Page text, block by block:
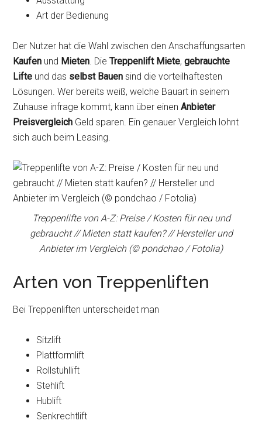
Art der Bedienung
Der Nutzer hat die Wahl zwischen den Anschaffungsarten
Kaufen und Mieten. DieTreppenlift Miete,gebrauchte
Lifte und das selbst Bauen sind die vorteilhaftesten
Lösungen. Wer bereits weiß, welche Bauart in seinem
Zuhause infrage kommt, kann über einenAnbieter
Preisvergleich Geld sparen. Ein genauer Vergleich lohnt
sich auch beim Leasing.
Treppenlifte von A-Z: Preise / Kosten für neu und
gebraucht // Mieten statt kaufen? // Hersteller und
Anbieter im Vergleich (© pondchao / Fotolia)
Arten von Treppenliften
Bei Treppenliften unterscheidet man
Sitzlift
Plattformlift
Rollstuhllift
Stehlift
Hublift
Senkrechtlift